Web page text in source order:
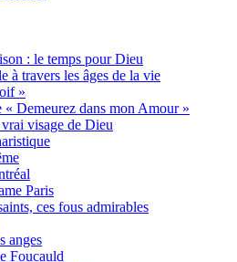
: le temps pour Dieu
à travers les âges de la vie
»
« Demeurez dans mon Amour »
visage de Dieu
Paris
ces fous admirables
anges
Foucauld